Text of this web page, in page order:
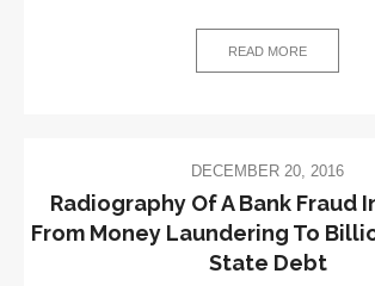
READ MORE
DECEMBER 20, 2016
Radiography Of A Bank Fraud
From Money Laundering To
State Debt